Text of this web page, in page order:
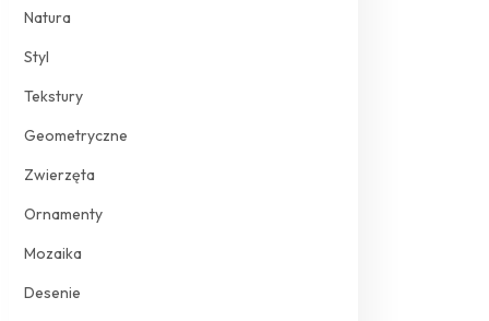
Natura
Styl
Tekstury
Geometryczne
Zwierzęta
Ornamenty
Mozaika
Desenie